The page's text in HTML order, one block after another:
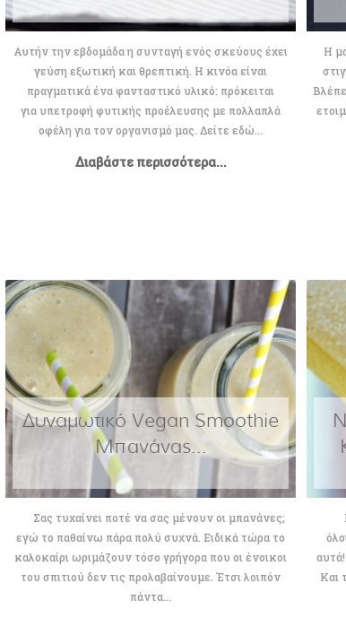
Αυτήν την εβδομάδα η συνταγή ενός σκεύους έχει
γεύση εξωτική και θρεπτική. Η κινόα είναι
πραγματικά ένα φανταστικό υλικό: πρόκειται
για υπετροφή φυτικής προέλευσης με πολλαπλά
οφέλη για τον οργανισμό μας. Δείτε εδώ...
Διαβάστε περισσότερα...
Η
Δυναμωτικό Vegan Smoothie
Μπανάνας...
Σας τυχαίνει ποτέ να σας μένουν οι μπανάνες;
εγώ το παθαίνω πάρα πολύ συχνά. Ειδικά τώρα το
καλοκαίρι ωριμάζουν τόσο γρήγορα που οι ένοικοι
του σπιτιού δεν τις προλαβαίνουμε. Έτσι λοιπόν
πάντα...
Και